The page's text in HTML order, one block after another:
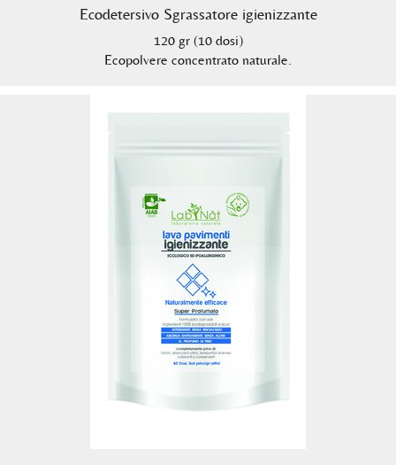
Ecodetersivo Sgrassatore igienizzante
120 gr (10 dosi)
Ecopolvere concentrato naturale.